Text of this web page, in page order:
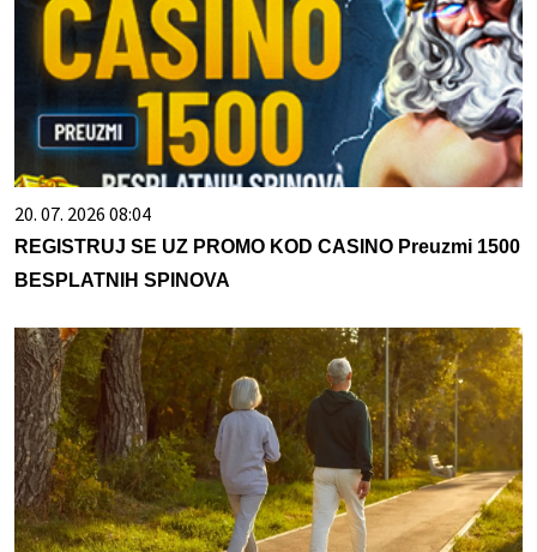
20. 07. 2026 08:04
REGISTRUJ SE UZ PROMO KOD CASINO Preuzmi 1500
BESPLATNIH SPINOVA